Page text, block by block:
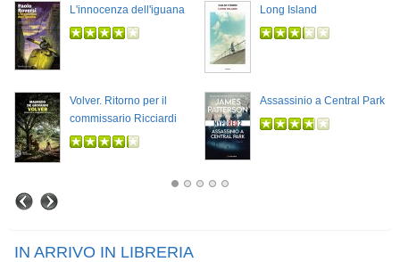
L'innocenza dell'iguana Long Island
Volver. Ritorno per il
commissario Ricciardi
Assassinio a Central Park
IN ARRIVO IN LIBRERIA